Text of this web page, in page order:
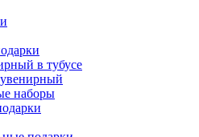
в тубусе
наборы